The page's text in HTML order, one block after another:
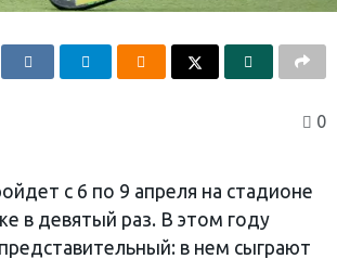
0
с 6 по 9 апреля на стадионе
в девятый раз. В этом году
в нем сыграют